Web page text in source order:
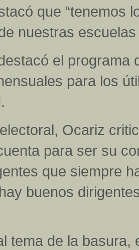
que “tenemos
nuestras
el programa
para los
Ocariz
para ser su
que siempre
buenos
tema de la